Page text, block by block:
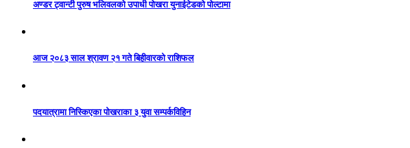
अण्डर ट्वान्टी पुरुष भलिवलको उपाधी पोखरा युनाईटेडको पोल्टामा
आज २०८३ साल श्रावण २१ गते बिहीवारको राशिफल
पदयात्रामा निस्किएका पोखराका ३ युवा सम्पर्कविहिन